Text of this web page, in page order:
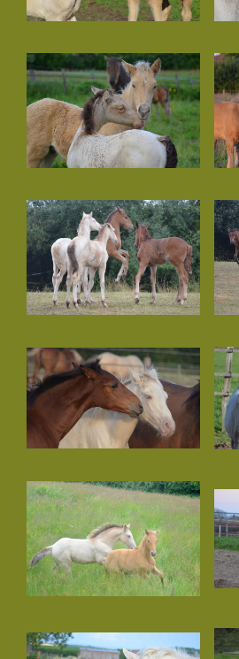
Naldoran de La Lyre
Orphéus de la Lyre
Orihime de La Lyre
Oberyn de La Lyre
Ouranos de La Lyre
Phaeris de La Lyre
Perséus de La Lyre
Pendragon de La Lyre
Les poulains à vendre
Les poulains à naître
Ma philosphie